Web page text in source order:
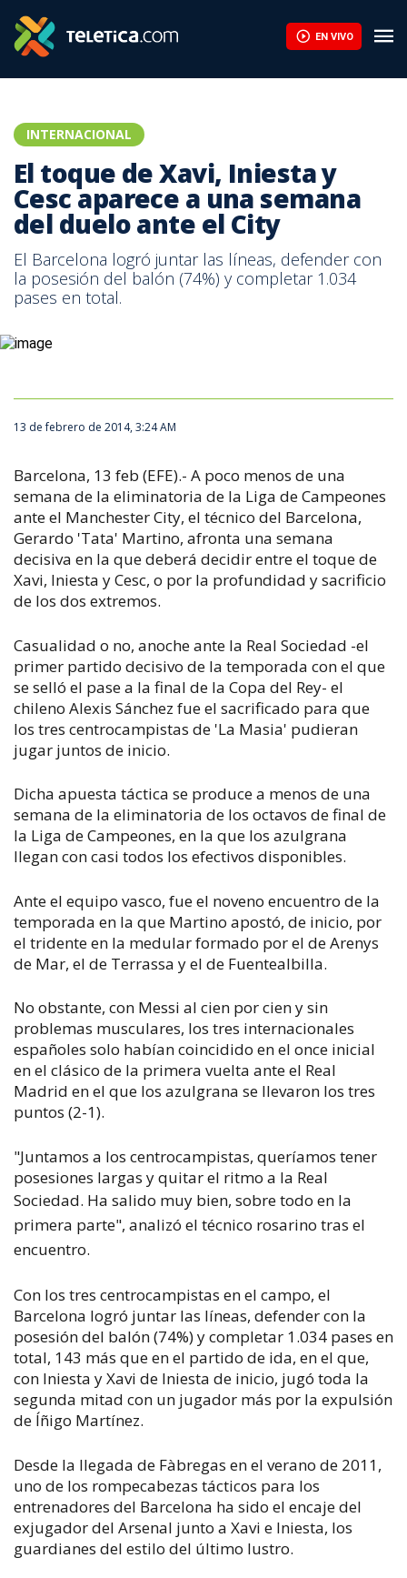
EN VIVO
INTERNACIONAL
El toque de Xavi, Iniesta y
Cesc aparece a una semana
del duelo ante el City
El Barcelona logró juntar las líneas, defender con
la posesión del balón (74%) y completar 1.034
pases en total.
13 de febrero de 2014, 3:24 AM
Barcelona, 13 feb (EFE).- A poco menos de una
semana de la eliminatoria de la Liga de Campeones
ante el Manchester City, el técnico del Barcelona,
Gerardo 'Tata' Martino, afronta una semana
decisiva en la que deberá decidir entre el toque de
Xavi, Iniesta y Cesc, o por la profundidad y sacrificio
de los dos extremos.
Casualidad o no, anoche ante la Real Sociedad -el
primer partido decisivo de la temporada con el que
se selló el pase a la final de la Copa del Rey- el
chileno Alexis Sánchez fue el sacrificado para que
los tres centrocampistas de 'La Masia' pudieran
jugar juntos de inicio.
Dicha apuesta táctica se produce a menos de una
semana de la eliminatoria de los octavos de final de
la Liga de Campeones, en la que los azulgrana
llegan con casi todos los efectivos disponibles.
Ante el equipo vasco, fue el noveno encuentro de la
temporada en la que Martino apostó, de inicio, por
el tridente en la medular formado por el de Arenys
de Mar, el de Terrassa y el de Fuentealbilla.
No obstante, con Messi al cien por cien y sin
problemas musculares, los tres internacionales
españoles solo habían coincidido en el once inicial
en el clásico de la primera vuelta ante el Real
Madrid en el que los azulgrana se llevaron los tres
puntos (2-1).
"Juntamos a los centrocampistas, queríamos tener
posesiones largas y quitar el ritmo a la Real
Sociedad. Ha salido muy bien, sobre todo en la
primera parte", analizó el técnico rosarino tras el
encuentro.
Con los tres centrocampistas en el campo, el
Barcelona logró juntar las líneas, defender con la
posesión del balón (74%) y completar 1.034 pases en
total, 143 más que en el partido de ida, en el que,
con Iniesta y Xavi de Iniesta de inicio, jugó toda la
segunda mitad con un jugador más por la expulsión
de Íñigo Martínez.
Desde la llegada de Fàbregas en el verano de 2011,
uno de los rompecabezas tácticos para los
entrenadores del Barcelona ha sido el encaje del
exjugador del Arsenal junto a Xavi e Iniesta, los
guardianes del estilo del último lustro.